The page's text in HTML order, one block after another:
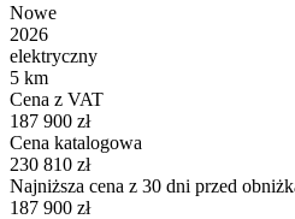
Nowe
2026
elektryczny
5 km
Cena z VAT
187 900 zł
Cena katalogowa
230 810 zł
Najniższa cena z 30 dni przed
187 900 zł